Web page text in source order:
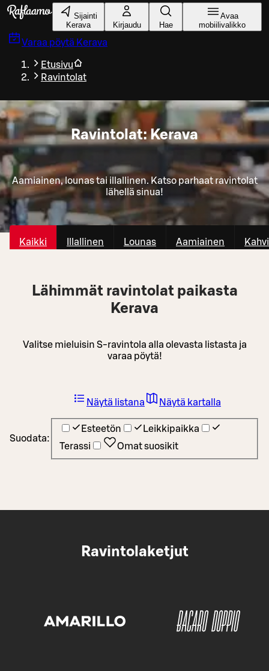
Siirry pääsisältöön
Sijainti
Kerava
Kirjaudu Hae
Avaa
mobiilivalikko
Varaa pöytä Kerava
Etusivu
Ravintolat
Ravintolat: Kerava
Aamiainen, lounas tai illallinen. Katso parhaat ravintolat
lähellä sinua!
Kaikki Illallinen Lounas Aamiainen
Lähimmät ravintolat paikasta
Kerava
Valitse mieluisin S-ravintola alla olevasta listasta ja
varaa pöytä!
Suodata:
Esteetön
Leikkipaikka
Terassi
Omat suosikit
Näytä listana Näytä kartalla
Ravintolaketjut